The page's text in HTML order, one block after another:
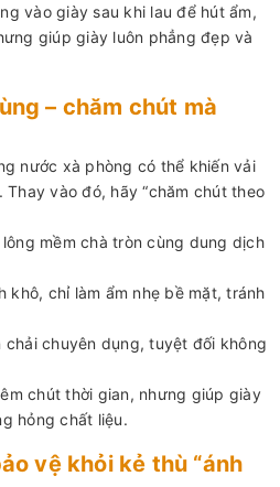
vào giày sau khi lau để hút ẩm,
giúp giày luôn phẳng đẹp và
– chăm chút mà
nước xà phòng có thể khiến vải
vào đó, hãy “chăm chút theo
mềm chà tròn cùng dung dịch
khô, chỉ làm ẩm nhẹ bề mặt, tránh
chuyên dụng, tuyệt đối không
chút thời gian, nhưng giúp giày
hỏng chất liệu.
vệ khỏi kẻ thù “ánh